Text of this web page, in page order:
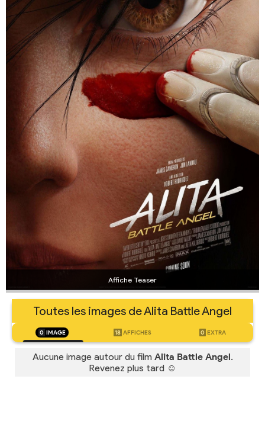
Affiche Teaser
Toutes les images de Alita Battle Angel
0 IMAGE 18 AFFICHES 0 EXTRA
Aucune image autour du film Alita Battle Angel.
Revenez plus tard ☺